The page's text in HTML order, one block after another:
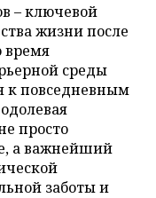
– ключевой
жизни после
время
среды
к повседневным
просто
а важнейший
заботы и